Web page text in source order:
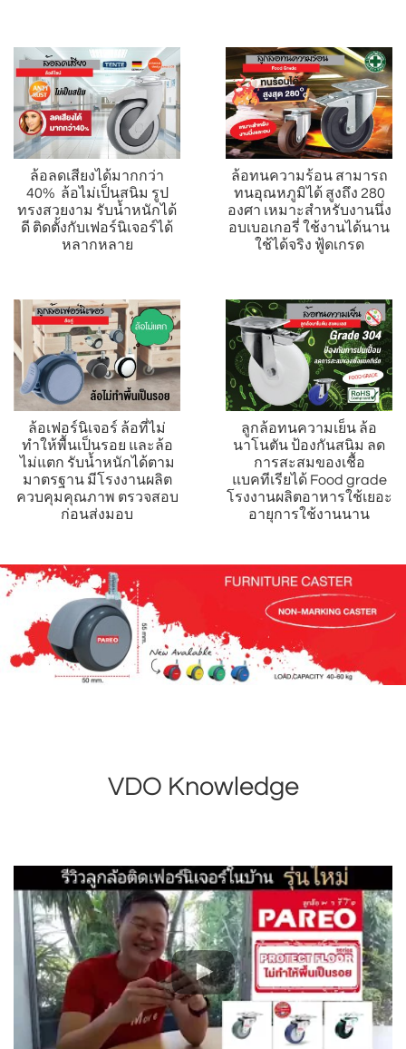
ล้อลดเสียงได้มากกว่า
40% ล้อไม่เป็นสนิม รูป
ทรงสวยงาม รับน้ำหนักได้
ดี ติดตั้งกับเฟอร์นิเจอร์ได้
หลากหลาย
ล้อทนความร้อน สามารถ
ทนอุณหภูมิได้ สูงถึง 280
องศา เหมาะสำหรับงานนึ่ง
อบเบอเกอรี่ ใช้งานได้นาน
ใช้ได้จริง ฟู้ดเกรด
ล้อเฟอร์นิเจอร์ ล้อที่ไม่
ทำให้พื้นเป็นรอย และล้อ
ไม่แตก รับน้ำหนักได้ตาม
มาตรฐาน มีโรงงานผลิต
ควบคุมคุณภาพ ตรวจสอบ
ก่อนส่งมอบ
ลูกล้อทนความเย็น ล้อ
นาโนตัน ป้องกันสนิม ลด
การสะสมของเชื้อ
แบคทีเรียได้ Food grade
โรงงานผลิตอาหารใช้เยอะ
อายุการใช้งานนาน
VDO Knowledge